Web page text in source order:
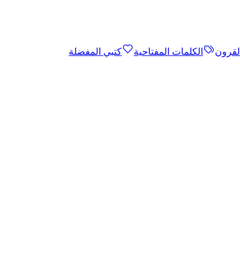
القرون الكلمات المفتاحية
كتبي المفضلة